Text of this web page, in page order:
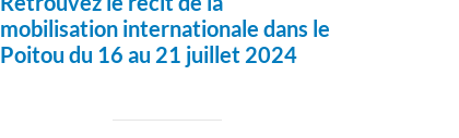
mobilisation internationale dans le
Poitou du 16 au 21 juillet 2024